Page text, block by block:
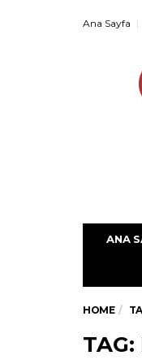
Ana Sayfa
ANA
HOME